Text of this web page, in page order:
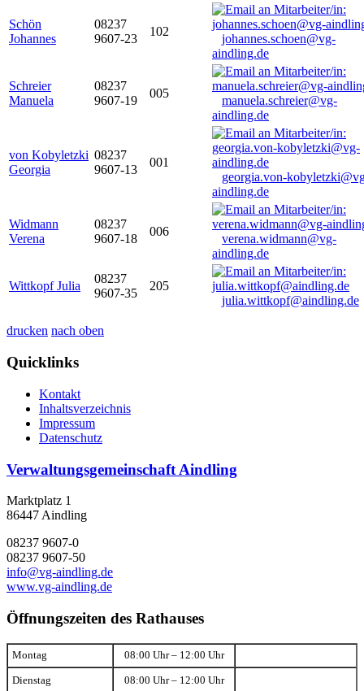
Schön
Johannes
08237
9607-23
102
johannes.schoen@vg-
aindling.de
Schreier
Manuela
08237
9607-19
005
manuela.schreier@vg-
aindling.de
von Kobyletzki
Georgia
08237
9607-13
001
georgia.von-
aindling.de
Widmann
Verena
08237
9607-18
006
verena.widmann@vg-
aindling.de
Wittkopf Julia
08237
9607-35
205
julia.wittkopf@aindling.de
drucken nach oben
Quicklinks
Kontakt
Inhaltsverzeichnis
Impressum
Datenschutz
Verwaltungsgemeinschaft Aindling
Marktplatz 1
86447 Aindling
08237 9607-0
08237 9607-50
info@vg-aindling.de
www.vg-aindling.de
Öffnungszeiten des Rathauses
Montag 08:00 Uhr – 12:00 Uhr
Dienstag 08:00 Uhr – 12:00 Uhr